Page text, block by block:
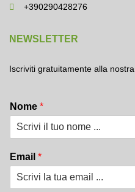
+390290428276
NEWSLETTER
Iscriviti gratuitamente alla
Nome *
Email *